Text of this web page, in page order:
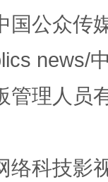
国公众传
news/
管理人员
络科技影